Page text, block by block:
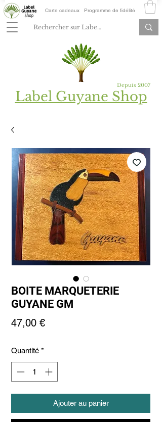
Carte cadeaux Programme de fidélité
Depuis 2007
Label Guyane Shop
BOITE MARQUETERIE
GUYANE GM
47,00 €Prix
Quantité *
Ajouter au panier